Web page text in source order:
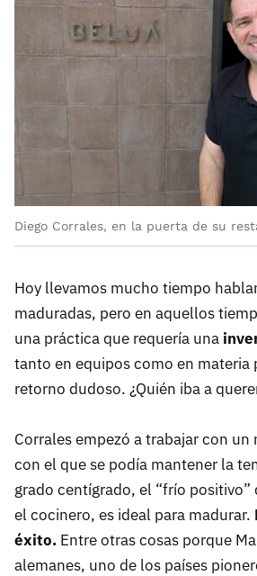
Diego Corrales, en la puerta de su
Hoy llevamos mucho tiempo
maduradas, pero en aquellos
una práctica que requería una
tanto en equipos como en materia
retorno dudoso. ¿Quién iba a
Corrales empezó a trabajar con
con el que se podía mantener la
grado centígrado, el “frío
el cocinero, es ideal para madurar.
éxito. Entre otras cosas porque
alemanes, uno de los países